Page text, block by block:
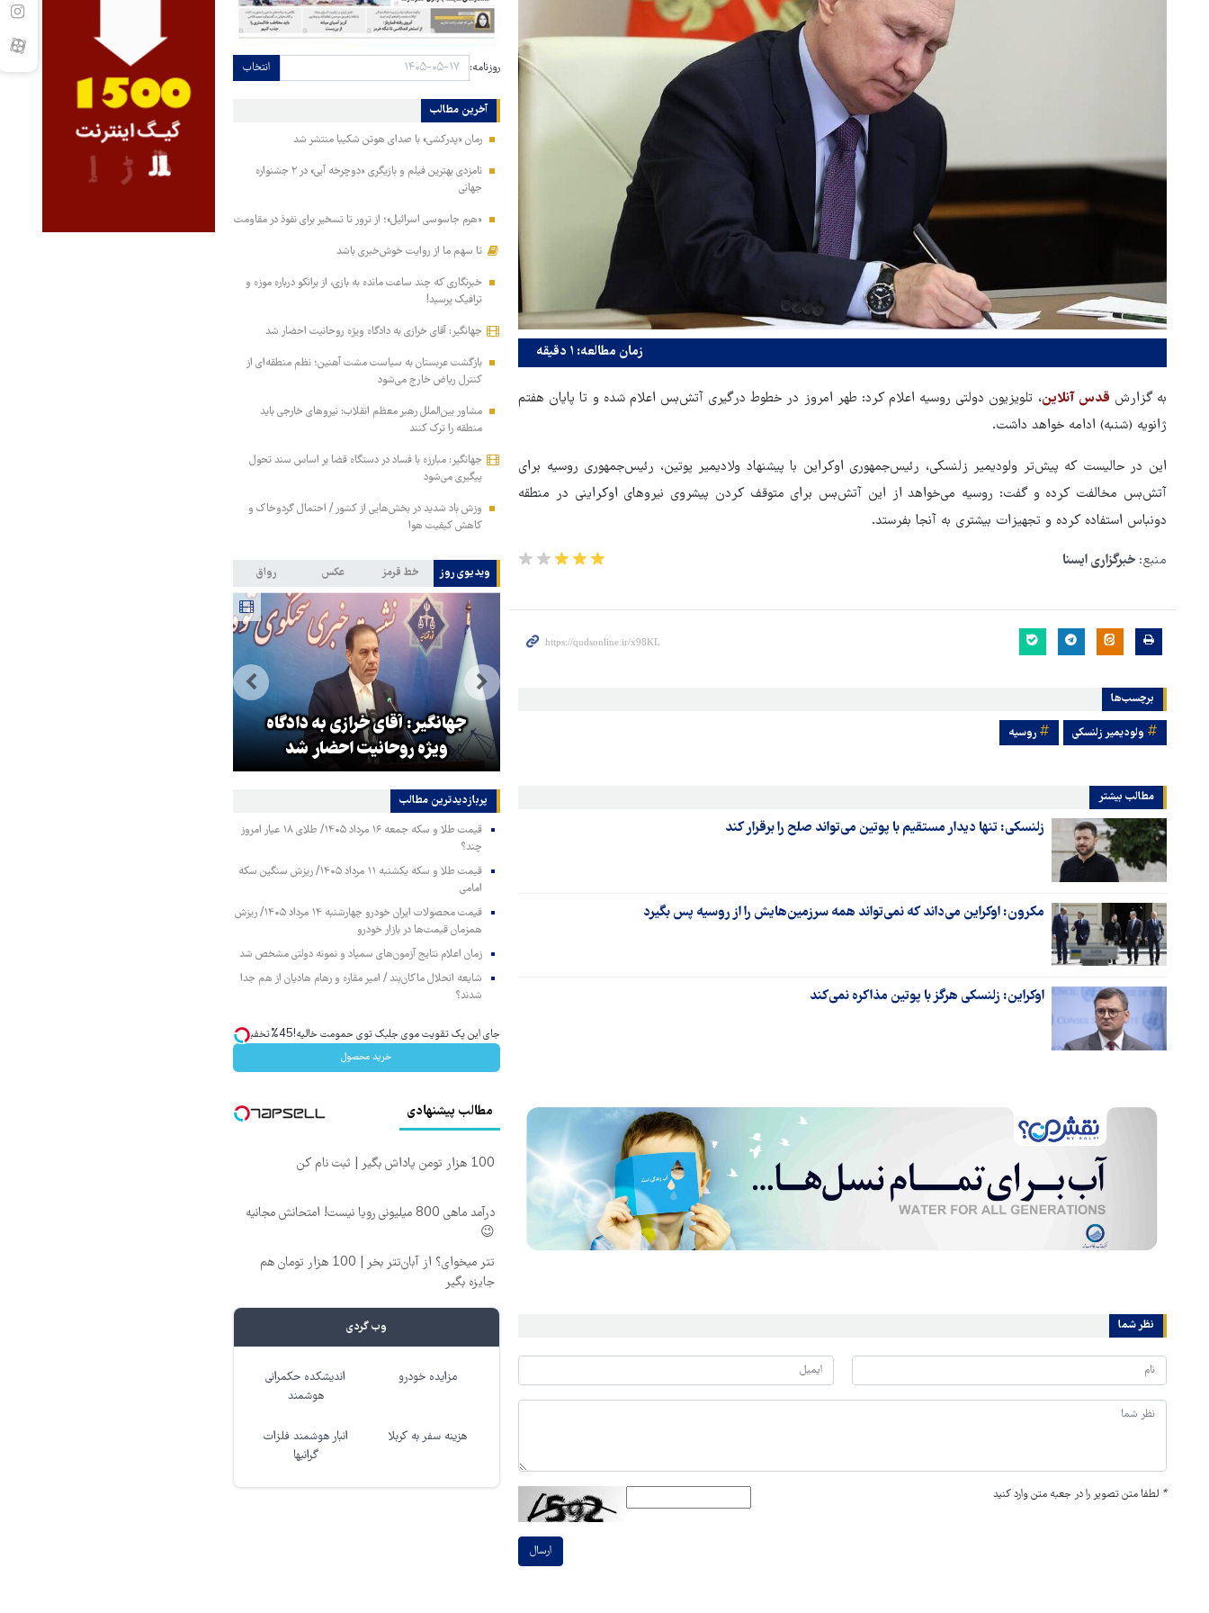
زمان مطالعه: ۱ دقیقه
به گزارش قدس آنلاین، تلویزیون دولتی روسیه اعلام کرد: طهر امروز در خطوط درگیری آتش‌بس اعلام شده و تا پایان هفتم
ژانویه (شنبه) ادامه خواهد داشت.
این در حالیست که پیش‌تر ولودیمیر زلنسکی، رئیس‌جمهوری اوکراین با پیشنهاد ولادیمیر پوتین، رئیس‌جمهوری روسیه برای
آتش‌بس مخالفت کرده و گفت: روسیه می‌خواهد از این آتش‌بس برای متوقف کردن پیشروی‌ نیروهای اوکراینی در منطقه
دونباس استفاده کرده و تجهیزات بیشتری به آنجا بفرستد.
منبع: خبرگزاری ایسنا
برچسب‌ها
ولودیمیر زلنسکی روسیه
مطالب بیشتر
زلنسکی: تنها دیدار مستقیم با پوتین می‌تواند صلح را برقرار کند
مکرون: اوکراین می‌داند که نمی‌تواند همه سرزمین‌هایش را از روسیه پس بگیرد
اوکراین: زلنسکی هرگز با پوتین مذاکره نمی‌کند
نظر شما
* لطفا متن تصویر را در جعبه متن وارد کنید
ارسال
روزنامه: انتخاب
آخرین مطالب
رمان «پدرکشی» با صدای هوتن شکیبا منتشر شد
نامزدی بهترین فیلم و بازیگری «دوچرخه آبی» در ۲ جشنواره
جهانی
«هرم جاسوسی اسرائیل»؛ از ترور تا تسخیر برای نفوذ در مقاومت
تا سهم ما از روایت خوش‌خبری باشد
خبرنگاری که چند ساعت مانده به بازی، از برانکو درباره موزه و
ترافیک پرسید!
جهانگیر: آقای خرازی به دادگاه ویژه روحانیت احضار شد
بازگشت عربستان به سیاست مشت آهنین؛ نظم منطقه‌ای از
کنترل ریاض خارج می‌شود
مشاور بین‌الملل رهبر معظم انقلاب: نیروهای خارجی باید
منطقه را ترک کنند
جهانگیر: مبارزه با فساد در دستگاه قضا بر اساس سند تحول
پیگیری می‌شود
وزش باد شدید در بخش‌هایی از کشور / احتمال گردوخاک و
کاهش کیفیت هوا
ویدیوی روز خط قرمز عکس رواق
جهانگیر: آقای خرازی به دادگاه
ویژه روحانیت احضار شد
پربازدیدترین‌ مطالب
قیمت طلا و سکه جمعه ۱۶ مرداد ۱۴۰۵/ طلای ۱۸ عیار امروز
چند؟
قیمت طلا و سکه یکشنبه ۱۱ مرداد ۱۴۰۵/ ریزش سنگین سکه
امامی
قیمت محصولات ایران خودرو چهارشنبه ۱۴ مرداد ۱۴۰۵/ ریزش
همزمان قیمت‌ها در بازار خودرو
زمان اعلام نتایج آزمون‌های سمپاد و نمونه دولتی مشخص شد
شایعه انحلال ماکان‌بند / امیر مقاره و رهام هادیان از هم جدا
شدند؟
جای این پک تقویت موی جلبک توی حمومت خالیه!45%تخفیف
خرید محصول
مطالب پیشنهادی
100 هزار تومن پاداش بگیر | ثبت نام کن
درآمد ماهی 800 میلیونی رویا نیست! امتحانش مجانیه
😉
تتر میخوای؟ از آبان‌تتر بخر | 100 هزار تومان هم
جایزه بگیر
وب گردی
مزایده خودرو
اندیشکده حکمرانی
هوشمند
هزینه سفر به کربلا
انبار هوشمند فلزات
گرانبها